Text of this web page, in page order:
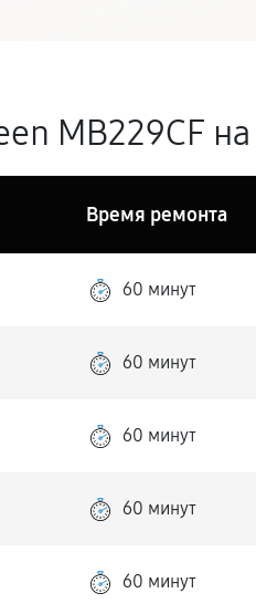
MB229CF
Время ремонта
60 минут
60 минут
60 минут
60 минут
60 минут